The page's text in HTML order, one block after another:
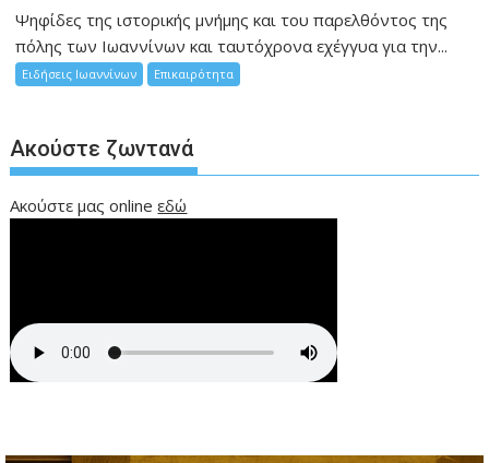
Ψηφίδες της ιστορικής μνήμης και του παρελθόντος της
πόλης των Ιωαννίνων και ταυτόχρονα εχέγγυα για την...
Ειδήσεις Ιωαννίνων Επικαιρότητα
Ακούστε ζωντανά
Ακούστε μας onlineεδώ